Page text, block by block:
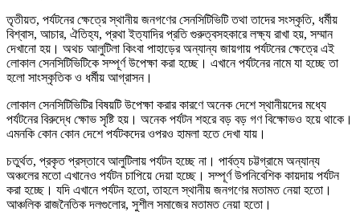
তৃতীয়ত, পর্যটনের ক্ষেত্রে স্থানীয় জনগণের সেনসিটিভিটি তথা তাদের সংস্কৃতি, ধর্মীয়
বিশ্বাস, আচার, ঐতিহ্য, প্রথা ইত্যাদির প্রতি গুরুত্বসহকারে লক্ষ্য রাখা হয়, সম্মান
দেখানো হয়। অথচ আলুটিলা কিংবা পাহাড়ের অন্যান্য জায়গায় পর্যটনের ক্ষেত্রে এই
লোকাল সেনসিটিভিটিকে সম্পূর্ণ উপেক্ষা করা হচ্ছে। এখানে পর্যটনের নামে যা হচ্ছে তা
হলো সাংস্কৃতিক ও ধর্মীয় আগ্রাসন।
লোকাল সেনসিটিভিটির বিষয়টি উপেক্ষা করার কারণে অনেক দেশে স্থানীয়দের মধ্যে
পর্যটনের বিরুদ্ধে ক্ষোভ সৃষ্টি হয়। অনেক পর্যটন শহরে বড় বড় গণ বিক্ষোভও হয়ে থাকে।
এমনকি কোন কোন দেশে পর্যটকদের ওপরও হামলা হতে দেখা যায়।
চতুর্থত, প্রকৃত প্রস্তাবে আলুটিলায় পর্যটন হচ্ছে না। পার্বত্য চট্টগ্রামে অন্যান্য
অঞ্চলের মতো এখানেও পর্যটন চাপিয়ে দেয়া হচ্ছে। সম্পূর্ণ উপনিবেশিক কায়দায় পর্যটন
করা হচ্ছে। যদি এখানে পর্যটন হতো, তাহলে স্থানীয় জনগণের মতামত নেয়া হতো।
আঞ্চলিক রাজনৈতিক দলগুলোর, সুশীল সমাজের মতামত নেয়া হতো।